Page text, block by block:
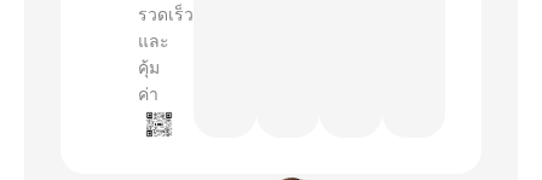
รวดเร็ว
และ
คุ้ม
ค่า